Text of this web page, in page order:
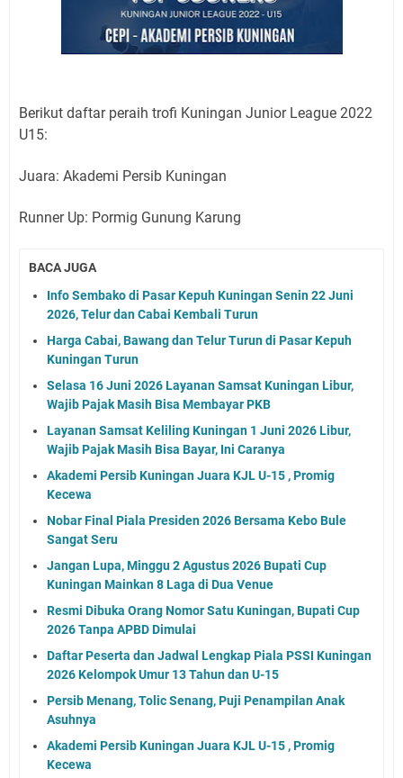
Berikut daftar peraih trofi Kuningan Junior League 2022
U15:
Juara: Akademi Persib Kuningan
Runner Up: Pormig Gunung Karung
BACA JUGA
Info Sembako di Pasar Kepuh Kuningan Senin 22 Juni
2026, Telur dan Cabai Kembali Turun
Harga Cabai, Bawang dan Telur Turun di Pasar Kepuh
Kuningan Turun
Selasa 16 Juni 2026 Layanan Samsat Kuningan Libur,
Wajib Pajak Masih Bisa Membayar PKB
Layanan Samsat Keliling Kuningan 1 Juni 2026 Libur,
Wajib Pajak Masih Bisa Bayar, Ini Caranya
Akademi Persib Kuningan Juara KJL U-15 , Promig
Kecewa
Nobar Final Piala Presiden 2026 Bersama Kebo Bule
Sangat Seru
Jangan Lupa, Minggu 2 Agustus 2026 Bupati Cup
Kuningan Mainkan 8 Laga di Dua Venue
Resmi Dibuka Orang Nomor Satu Kuningan, Bupati Cup
2026 Tanpa APBD Dimulai
Daftar Peserta dan Jadwal Lengkap Piala PSSI Kuningan
2026 Kelompok Umur 13 Tahun dan U-15
Persib Menang, Tolic Senang, Puji Penampilan Anak
Asuhnya
Akademi Persib Kuningan Juara KJL U-15 , Promig
Kecewa